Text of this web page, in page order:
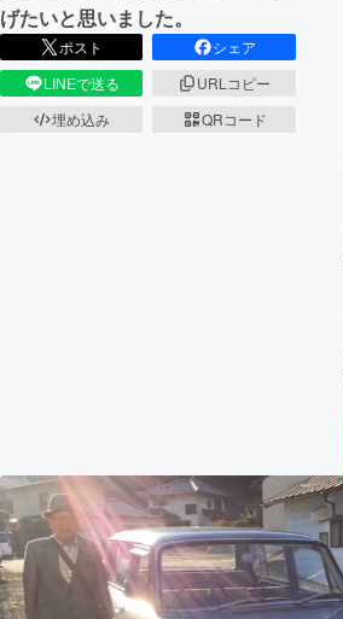
げたいと思いました。
ポスト
シェア
LINEで送る
URLコピー
埋め込み
QRコード